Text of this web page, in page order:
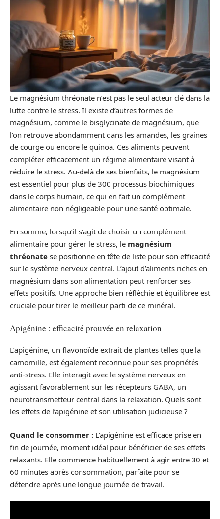
Le magnésium thréonate n’est pas le seul acteur clé dans la
lutte contre le stress. Il existe d’autres formes de
magnésium, comme le bisglycinate de magnésium, que
l’on retrouve abondamment dans les amandes, les graines
de courge ou encore le quinoa. Ces aliments peuvent
compléter efficacement un régime alimentaire visant à
réduire le stress. Au-delà de ses bienfaits, le magnésium
est essentiel pour plus de 300 processus biochimiques
dans le corps humain, ce qui en fait un complément
alimentaire non négligeable pour une santé optimale.
En somme, lorsqu’il s’agit de choisir un complément
alimentaire pour gérer le stress, le magnésium
thréonate se positionne en tête de liste pour son efficacité
sur le système nerveux central. L’ajout d’aliments riches en
magnésium dans son alimentation peut renforcer ses
effets positifs. Une approche bien réfléchie et équilibrée est
cruciale pour tirer le meilleur parti de ce minéral.
Apigénine : efficacité prouvée en relaxation
L’apigénine, un flavonoïde extrait de plantes telles que la
camomille, est également reconnue pour ses propriétés
anti-stress. Elle interagit avec le système nerveux en
agissant favorablement sur les récepteurs GABA, un
neurotransmetteur central dans la relaxation. Quels sont
les effets de l’apigénine et son utilisation judicieuse ?
Quand le consommer : L’apigénine est efficace prise en
fin de journée, moment idéal pour bénéficier de ses effets
relaxants. Elle commence habituellement à agir entre 30 et
60 minutes après consommation, parfaite pour se
détendre après une longue journée de travail.